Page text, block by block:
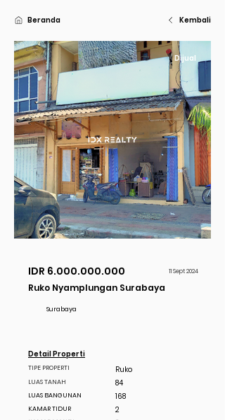
Beranda Kembali
Dijual
IDR 6.000.000.000 11 Sept 2024
Ruko Nyamplungan Surabaya
Surabaya
Detail Properti
TIPE PROPERTI
LUAS TANAH
LUAS BANGUNAN
KAMAR TIDUR
Ruko
84
168
2